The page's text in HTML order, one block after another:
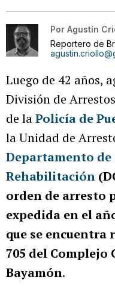
Por Agustín
Reportero de
Luego de 42 años,
División de
de laPolicía de
la Unidad de
Departamento de
Rehabilitación
orden de arresto
expedida en el
que se
705 del Complejo
Bayamón.